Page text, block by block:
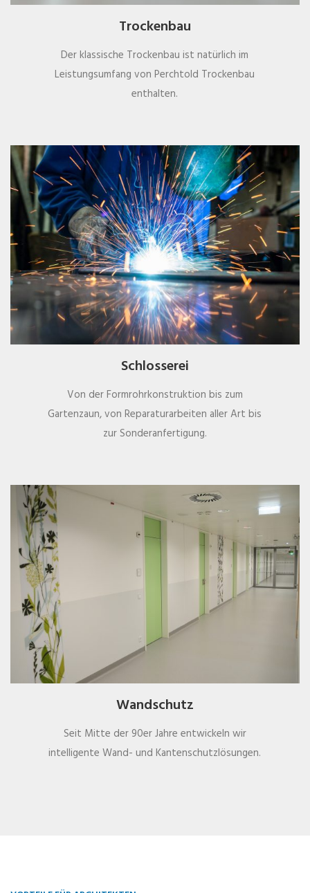
Trockenbau
Der klassische Trockenbau ist natürlich im
Leistungsumfang von Perchtold Trockenbau
enthalten.
Schlosserei
Von der Formrohrkonstruktion bis zum
Gartenzaun, von Reparaturarbeiten aller Art bis
zur Sonderanfertigung.
Wandschutz
Seit Mitte der 90er Jahre entwickeln wir
intelligente Wand- und Kantenschutzlösungen.